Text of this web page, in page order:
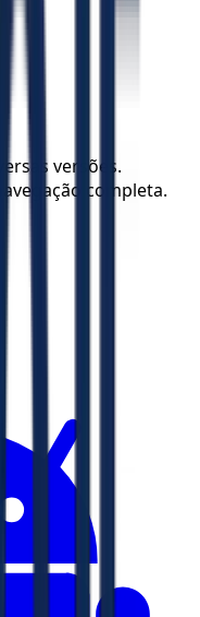
versões.
completa.